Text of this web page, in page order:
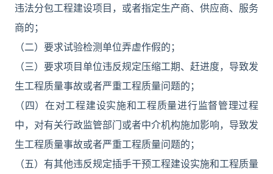
违法分包工程建设项目，或者指定生产商、供应商、服务
商的；
（二）要求试验检测单位弄虚作假的；
（三）要求项目单位违反规定压缩工期、赶进度，导致发
生工程质量事故或者严重工程质量问题的；
（四）在对工程建设实施和工程质量进行监督管理过程
中，对有关行政监管部门或者中介机构施加影响，导致发
生工程质量事故或者严重工程质量问题的；
（五）有其他违反规定插手干预工程建设实施和工程质量